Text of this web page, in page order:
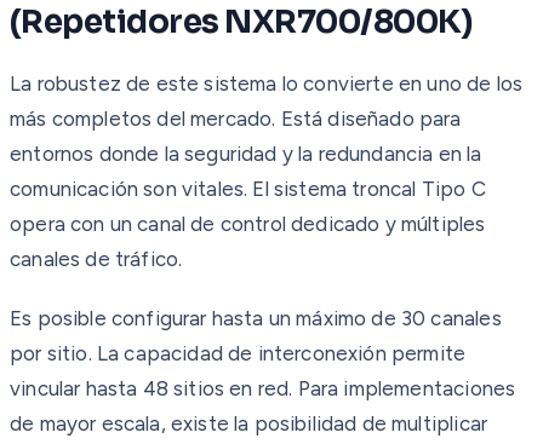
(Repetidores NXR700/800K)
La robustez de este sistema lo convierte en uno de los
más completos del mercado. Está diseñado para
entornos donde la seguridad y la redundancia en la
comunicación son vitales. El sistema troncal Tipo C
opera con un canal de control dedicado y múltiples
canales de tráfico.
Es posible configurar hasta un máximo de 30 canales
por sitio. La capacidad de interconexión permite
vincular hasta 48 sitios en red. Para implementaciones
de mayor escala, existe la posibilidad de multiplicar